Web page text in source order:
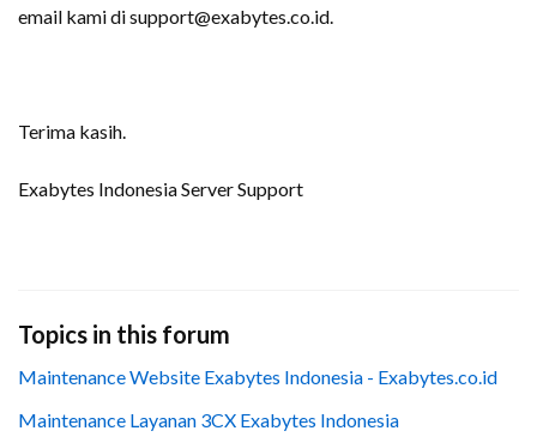
email kami di support@exabytes.co.id.
Terima kasih.
Exabytes Indonesia Server Support
Topics in this forum
Maintenance Website Exabytes Indonesia - Exabytes.co.id
Maintenance Layanan 3CX Exabytes Indonesia